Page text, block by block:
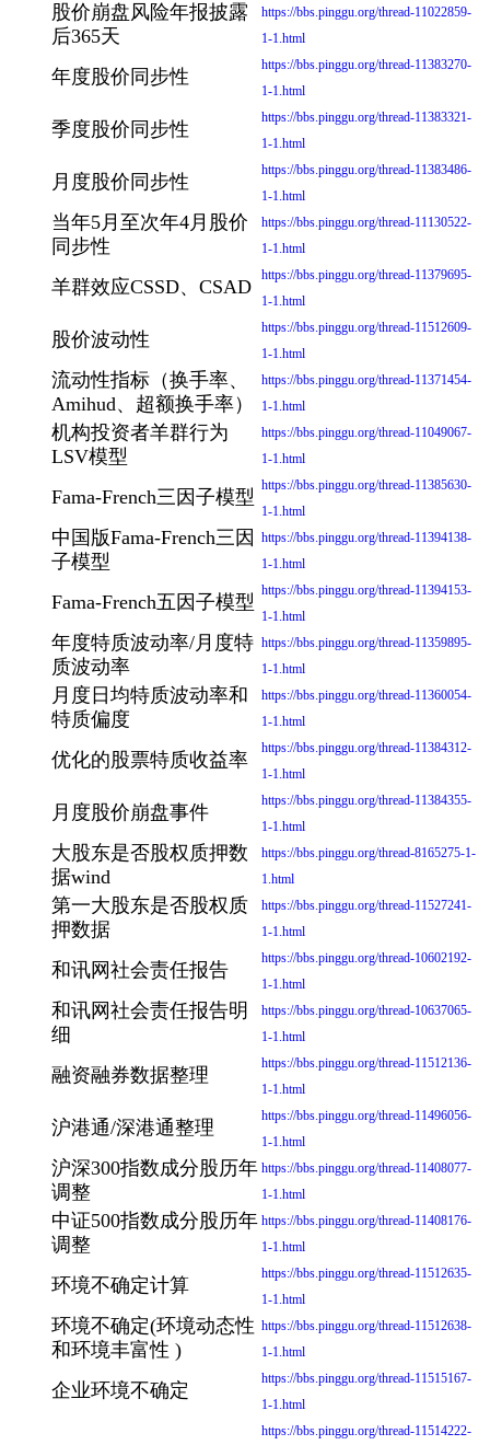
股价崩盘风险年报披露
后365天
https://bbs.pinggu.org/thread-11022859-
1-1.html
年度股价同步性
https://bbs.pinggu.org/thread-11383270-
1-1.html
季度股价同步性
https://bbs.pinggu.org/thread-11383321-
1-1.html
月度股价同步性
https://bbs.pinggu.org/thread-11383486-
1-1.html
当年5月至次年4月股价
同步性
https://bbs.pinggu.org/thread-11130522-
1-1.html
羊群效应CSSD、CSAD
https://bbs.pinggu.org/thread-11379695-
1-1.html
股价波动性
https://bbs.pinggu.org/thread-11512609-
1-1.html
流动性指标（换手率、
Amihud、超额换手率）
https://bbs.pinggu.org/thread-11371454-
1-1.html
机构投资者羊群行为
LSV模型
https://bbs.pinggu.org/thread-11049067-
1-1.html
Fama-French三因子模型
https://bbs.pinggu.org/thread-11385630-
1-1.html
中国版Fama-French三因
子模型
https://bbs.pinggu.org/thread-11394138-
1-1.html
Fama-French五因子模型
https://bbs.pinggu.org/thread-11394153-
1-1.html
年度特质波动率/月度特
质波动率
https://bbs.pinggu.org/thread-11359895-
1-1.html
月度日均特质波动率和
特质偏度
https://bbs.pinggu.org/thread-11360054-
1-1.html
优化的股票特质收益率
https://bbs.pinggu.org/thread-11384312-
1-1.html
月度股价崩盘事件
https://bbs.pinggu.org/thread-11384355-
1-1.html
大股东是否股权质押数
据wind
https://bbs.pinggu.org/thread-8165275-1-
1.html
第一大股东是否股权质
押数据
https://bbs.pinggu.org/thread-11527241-
1-1.html
和讯网社会责任报告
https://bbs.pinggu.org/thread-10602192-
1-1.html
和讯网社会责任报告明
细
https://bbs.pinggu.org/thread-10637065-
1-1.html
融资融券数据整理
https://bbs.pinggu.org/thread-11512136-
1-1.html
沪港通/深港通整理
https://bbs.pinggu.org/thread-11496056-
1-1.html
沪深300指数成分股历年
调整
https://bbs.pinggu.org/thread-11408077-
1-1.html
中证500指数成分股历年
调整
https://bbs.pinggu.org/thread-11408176-
1-1.html
环境不确定计算
https://bbs.pinggu.org/thread-11512635-
1-1.html
环境不确定(环境动态性
和环境丰富性 )
https://bbs.pinggu.org/thread-11512638-
1-1.html
企业环境不确定
https://bbs.pinggu.org/thread-11515167-
1-1.html
https://bbs.pinggu.org/thread-11514222-